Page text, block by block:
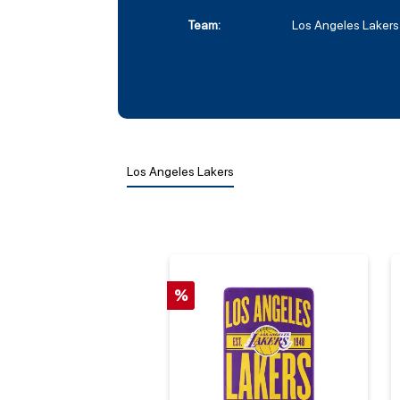
Team: Los Angeles Lakers
Los Angeles Lakers
%